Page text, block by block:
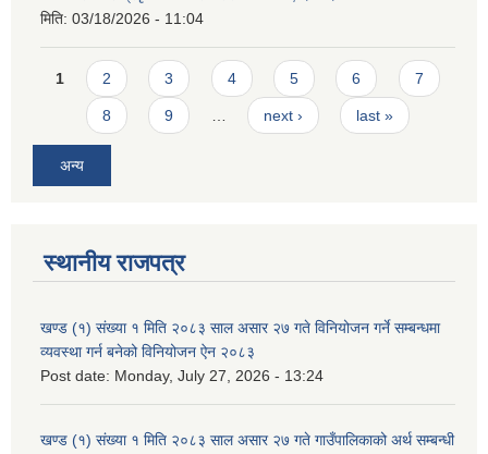
मिति: 03/18/2026 - 11:04
Pages
1 2 3 4 5 6 7
8 9 next › last »
अन्य
स्थानीय राजपत्र
खण्ड (१) संख्या १ मिति २०८३ साल असार २७ गते विनियोजन गर्ने सम्बन्धमा
व्यवस्था गर्न बनेको विनियोजन ऐन २०८३
Post date: Monday, July 27, 2026 - 13:24
खण्ड (१) संख्या १ मिति २०८३ साल असार २७ गते गाउँपालिकाको अर्थ सम्बन्धी